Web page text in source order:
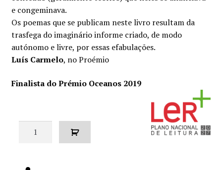
e congeminava.
Os poemas que se publicam neste livro resultam da
trasfega do imaginário informe criado, de modo
autónomo e livre, por essas efabulações.
Luís Carmelo, no Proémio
Finalista do Prémio Oceanos 2019